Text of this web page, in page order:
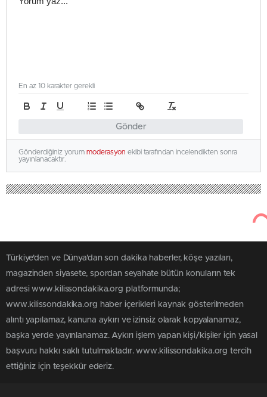
Gönder
En az 10 karakter gerekli
Gönderdiğiniz yorum moderasyon ekibi tarafından incelendikten sonra
yayınlanacaktır.
Türkiye'den ve Dünya’dan son dakika haberler, köşe yazıları,
magazinden siyasete, spordan seyahate bütün konuların tek
adresi www.kilissondakika.org platformunda;
www.kilissondakika.org haber içerikleri kaynak gösterilmeden
alıntı yapılamaz, kanuna aykırı ve izinsiz olarak kopyalanamaz,
başka yerde yayınlanamaz. Aykırı işlem yapan kişi/kişiler için yasal
başvuru hakkı saklı tutulmaktadır. www.kilissondakika.org tercih
ettiğiniz için teşekkür ederiz.